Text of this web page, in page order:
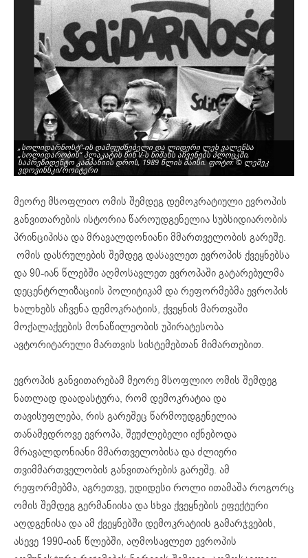
„სოლიდარნოსტ“-ის დამფუძნებელი და ლიდერი ლეხ ვალენსა
„სოლიდარობის“ პლაკატის წინ V-ს ნიშანს აჩვენებს პლოცკში,
საპრეზიდენტო კამპანიის დროს, 1989 წლის მაისი. ფოტო: © ლეშეკ
ვდოვინსკი/როიტერი
მეორე მსოფლიო ომის შემდეგ დემოკრატიული ევროპის
განვითარების ისტორია წაროუდგენელია სუბსიდიარობის
პრინციპისა და მრავალდონიანი მმართველობის გარეშე.
ომის დასრულების შემდეგ დასავლეთ ევროპის ქვეყნებსა
და 90-იან წლებში აღმოსავლეთ ევროპაში გატარებულმა
დეცენტრლიზაციის პოლიტიკამ და რეფორმებმა ევროპის
ხალხებს აჩვენა დემოკრატიის, ქვეყნის მართვაში
მოქალაქეების მონაწილეობის უპირატესობა
ავტორიტარული მართვის სისტემებთან მიმართებით.
ევროპის განვითარებამ მეორე მსოფლიო ომის შემდეგ
ნათლად დაადასტურა, რომ დემოკრატია და
თავისუფლება, რის გარეშეც წარმოუდგენელია
თანამედროვე ევროპა, შეუძლებელი იქნებოდა
მრავალდონიანი მმართველობისა და ძლიერი
თვიმმართველობის განვითარების გარეშე. ამ
რეფორმებმა, აგრეთვე, უდიდესი როლი ითამაშა როგორც
ომის შემდეგ გერმანიისა და სხვა ქვეყნების ეფექტური
აღდგენისა და ამ ქვეყნებში დემოკრატიის გამარჯვების,
ასევე 1990-იან წლებში, აღმოსავლეთ ევროპის